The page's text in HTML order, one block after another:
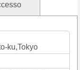
ku,Tokyo